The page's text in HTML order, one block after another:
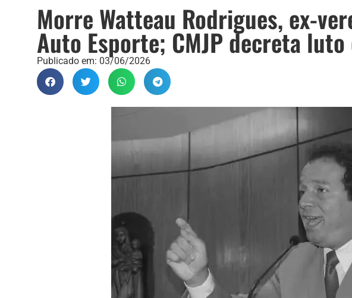
Morre Watteau Rodrigues, ex-
Auto Esporte; CMJP decreta
Publicado em: 03/06/2026